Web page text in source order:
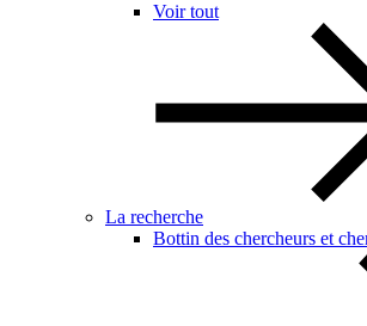
Voir tout
La recherche
Bottin des chercheurs et